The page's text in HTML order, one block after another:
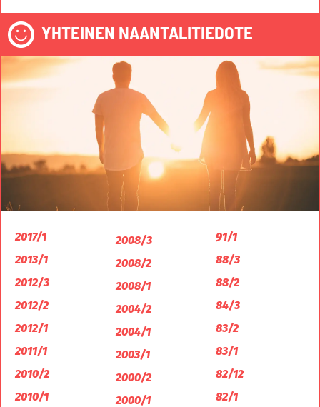
YHTEINEN NAANTALITIEDOTE
2017/1
2013/1
2012/3
2012/2
2012/1
2011/1
2010/2
2010/1
2008/3
2008/2
2008/1
2004/2
2004/1
2003/1
2000/2
2000/1
91/1
88/3
88/2
84/3
83/2
83/1
82/12
82/1